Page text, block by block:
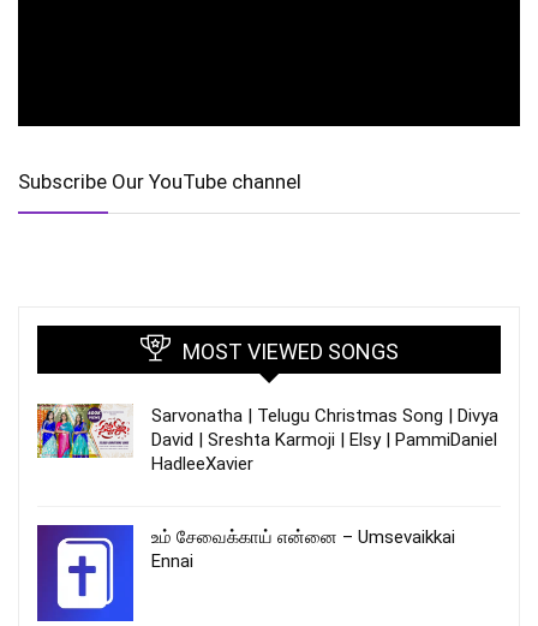
Subscribe Our YouTube channel
MOST VIEWED SONGS
Sarvonatha | Telugu Christmas Song | Divya
David | Sreshta Karmoji | Elsy | PammiDaniel
HadleeXavier
உம் சேவைக்காய் என்னை – Umsevaikkai
Ennai